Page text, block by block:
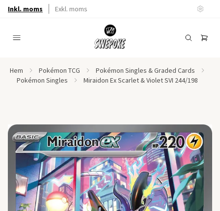
Inkl. moms Exkl. moms
Hem Pokémon TCG
Pokémon Singles & Graded Cards
Pokémon Singles
Miraidon Ex Scarlet & Violet SVI 244/198